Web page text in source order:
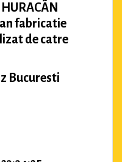
fabricatie
de catre
Bucuresti